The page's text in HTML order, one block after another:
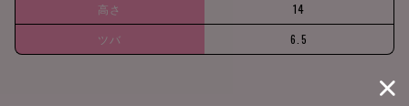
高さ
14
ツバ
6.5